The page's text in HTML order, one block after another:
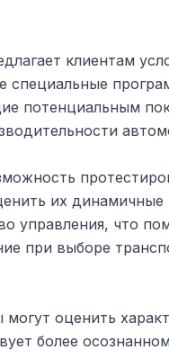
клиентам
специальные
потенциальным
их динамичные
управления, что
при выборе
оценить
более